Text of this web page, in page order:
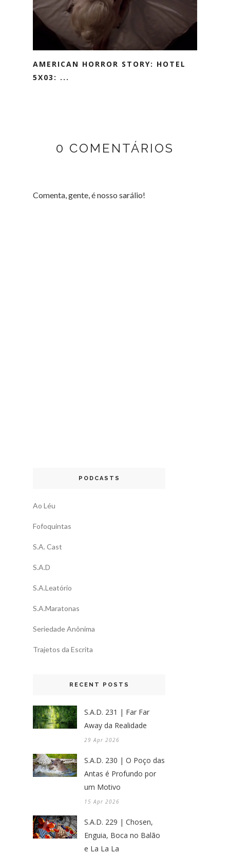
AMERICAN HORROR STORY: HOTEL
5X03: ...
0 COMENTÁRIOS
Comenta, gente, é nosso sarálio!
PODCASTS
Ao Léu
Fofoquintas
S.A. Cast
S.A.D
S.A.Leatório
S.A.Maratonas
Seriedade Anônima
Trajetos da Escrita
RECENT POSTS
S.A.D. 231 | Far Far
Away da Realidade
29 Apr 2026
S.A.D. 230 | O Poço das
Antas é Profundo por
um Motivo
15 Apr 2026
S.A.D. 229 | Chosen,
Enguia, Boca no Balão
e La La La